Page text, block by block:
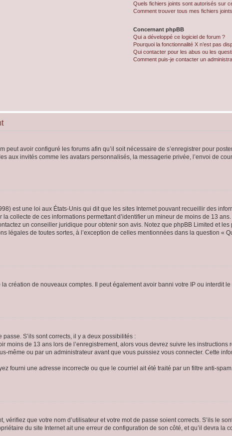
Quels fichiers joints sont autorisés sur
Comment trouver tous mes fichiers
Concernant phpBB
Qui a développé ce logiciel de forum ?
Pourquoi la fonctionnalité X n’est pas
Qui contacter pour les abus ou les
Comment puis-je contacter un
peut avoir configuré les forums afin qu’il soit nécessaire de s’enregistrer pour
aux invités comme les avatars personnalisés, la messagerie privée, l’envoi de
est une loi aux États-Unis qui dit que les sites Internet pouvant recueillir des
collecte de ces informations permettant d’identifier un mineur de moins de 13
un conseiller juridique pour obtenir son avis. Notez que phpBB Limited et
légales de toutes sortes, à l’exception de celles mentionnées dans la question «
la création de nouveaux comptes. Il peut également avoir banni votre IP ou interdit
S’ils sont corrects, il y a deux possibilités :
moins de 13 ans lors de l’enregistrement, alors vous devrez suivre les
même ou par un administrateur avant que vous puissiez vous connecter. Cette
fourni une adresse incorrecte ou que le courriel ait été traité par un filtre anti-
que votre nom d’utilisateur et votre mot de passe soient corrects. S’ils le
du site Internet ait une erreur de configuration de son côté, et qu’il devra la